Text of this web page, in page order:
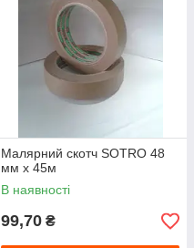
Малярний скотч SOTRO 48
мм х 45м
В наявності
99,70 ₴